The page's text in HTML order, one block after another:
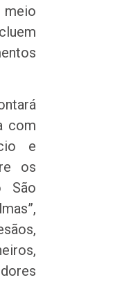
com
e
os
São